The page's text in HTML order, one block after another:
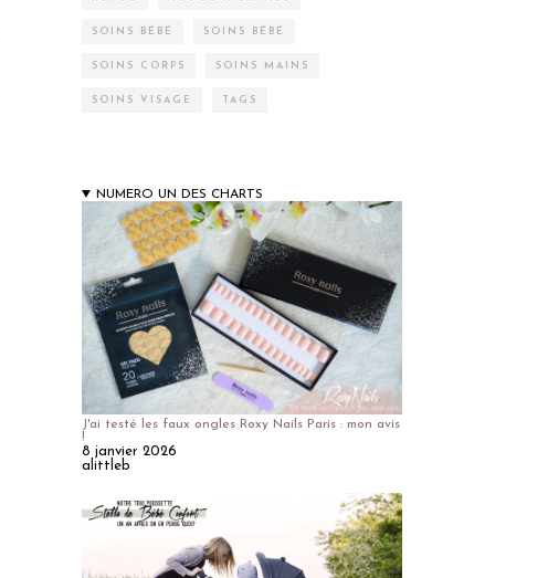
SOINS BÉBÉ SOINS BÉBÉ
SOINS CORPS SOINS MAINS
SOINS VISAGE TAGS
NUMERO UN DES CHARTS
J'ai testé les faux ongles Roxy Nails Paris : mon avis
!
8 janvier 2026
alittleb